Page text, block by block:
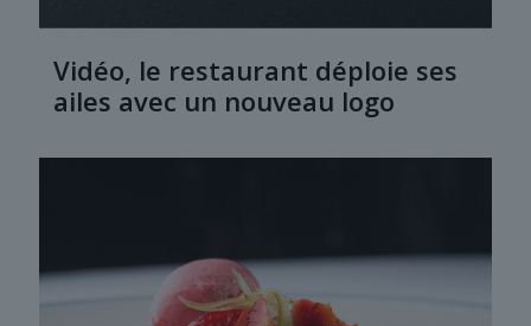
Vidéo, le restaurant déploie ses
ailes avec un nouveau logo